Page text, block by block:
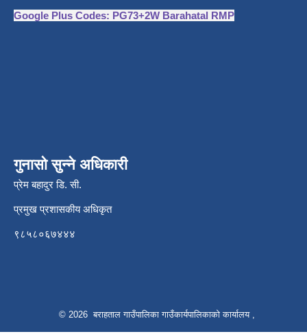
Google Plus Codes: PG73+2W Barahatal RMP
गुनासो सुन्ने अधिकारी
प्रेम बहादुर डि. सी.
प्रमुख प्रशासकीय अधिकृत
९८५८०६७४४४
© 2026 बराहताल गाउँपालिका गाउँकार्यपालिकाको कार्यालय ,